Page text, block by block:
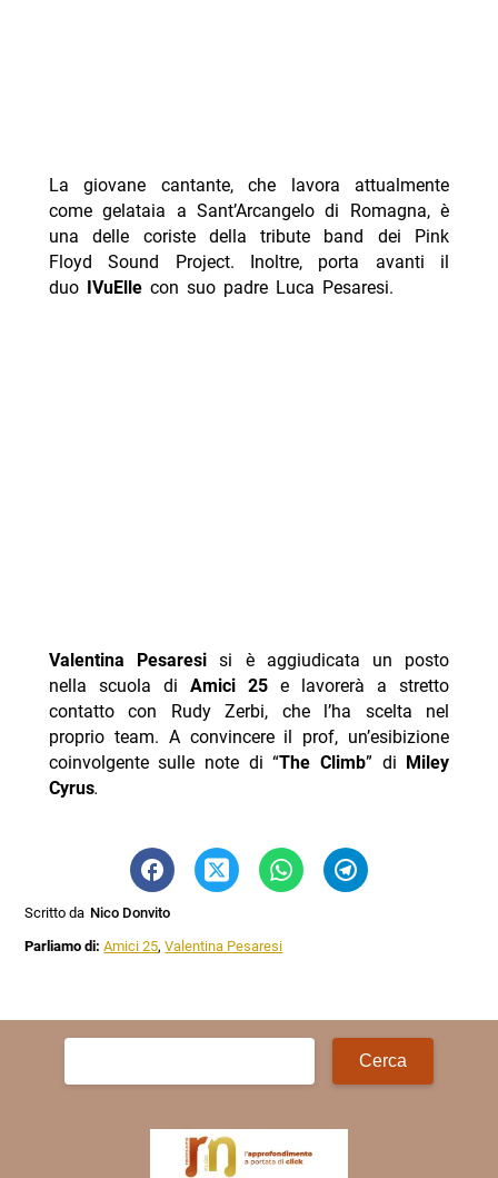
La giovane cantante, che lavora attualmente
come gelataia a Sant’Arcangelo di Romagna, è
una delle coriste della tribute band dei Pink
Floyd Sound Project. Inoltre, porta avanti il
duo
IVuEllecon suo padre Luca Pesaresi.
Valentina Pesaresisi è aggiudicata un posto
nella scuola di Amici 25 e lavorerà a stretto
contatto con Rudy Zerbi, che l’ha scelta nel
proprio team. A convincere il prof, un’esibizione
coinvolgente sulle note di “The Climb” di
Miley
Cyrus.
Scritto da Nico Donvito
Parliamo di:Amici 25,Valentina Pesaresi
Ricerca